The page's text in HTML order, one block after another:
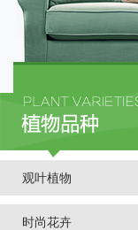
观叶植物
时尚花卉